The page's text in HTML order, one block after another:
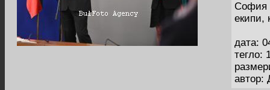
София
екипи,
дата:
тегло:
автор: